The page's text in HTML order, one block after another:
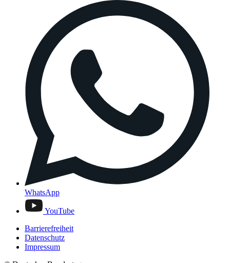
WhatsApp
YouTube
Barrierefreiheit
Datenschutz
Impressum